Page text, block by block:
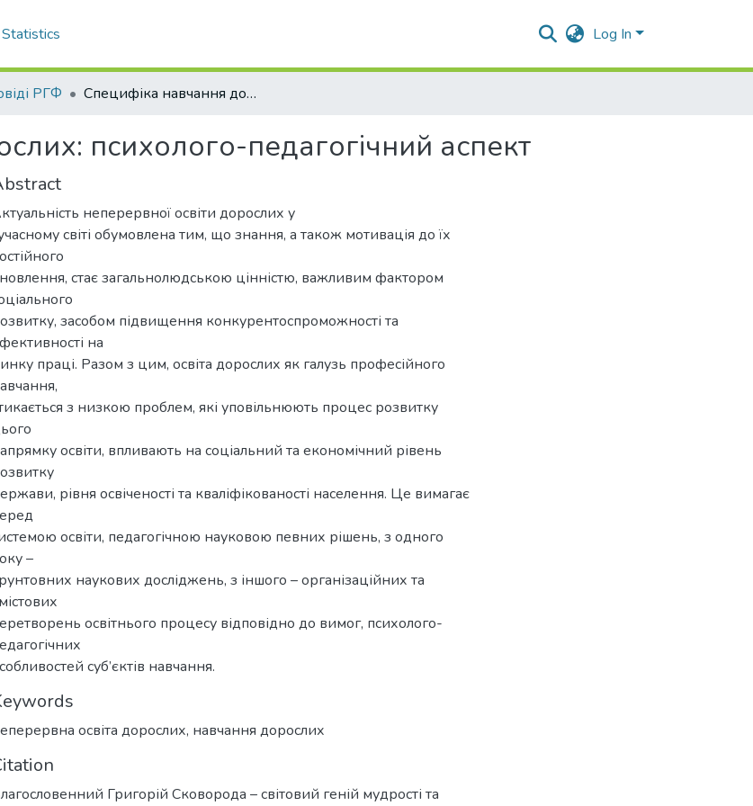
Statistics Log In
РГФ Специфіка навчання дорослих: психолого-педагогічний аспект
психолого-педагогічний аспект
неперервної освіти дорослих у
світі обумовлена тим, що знання, а також мотивація до їх
стає загальнолюдською цінністю, важливим фактором
засобом підвищення конкурентоспроможності та
на
праці. Разом з цим, освіта дорослих як галузь професійного
з низкою проблем, які уповільнюють процес розвитку
освіти, впливають на соціальний та економічний рівень
рівня освіченості та кваліфікованості населення. Це вимагає
освіти, педагогічною науковою певних рішень, з одного
–
наукових досліджень, з іншого – організаційних та
освітнього процесу відповідно до вимог, психолого-
суб’єктів навчання.
освіта дорослих, навчання дорослих
Григорій Сковорода – світовий геній мудрості та